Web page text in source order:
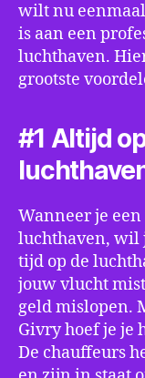
wilt nu
is aan een
luchthaven.
grootste
#1 Altijd
Wanneer je
luchthaven, wil
tijd op de
jouw vlucht
geld mislopen.
Givry hoef je je
De chauffeurs